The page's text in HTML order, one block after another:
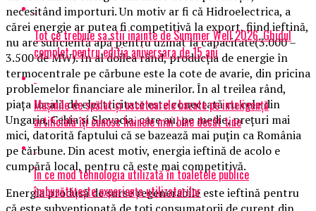
necesitând importuri. Un motiv ar fi că Hidroelectrica, a
cărei energie ar putea fi competitivă la export, fiind ieftină,
nu are suficientă apă pentru uzinat la capacitate(3.000 –
3.500 de MW). În al doilea rând, producţia de energie în
termocentrale pe cărbune este la cote de avarie, din pricina
problemelor financiare ale minerilor. În al treilea rând,
piaţa locală de electricitate este conectată cu cele din
Ungaria, Cehia şi Slovacia, care au, pe medie, preţuri mai
mici, datorită faptului că se bazează mai puţin ca România
pe cărbune. Din acest motiv, energia ieftină de acolo e
cumpără local, pentru că este mai competitivă.
Energia produsă de surse regenerabile este ieftină pentru
Tot ce trebuie sa stii inainte de Summer Well 2026. Ghidul
complet pentru editia aniversara de 15 ani
Mașinile de spălat și uscătoarele bazate pe inteligență
artificială îți cunosc hainele mai bine decât tine
În ce mod tehnologia utilizată în toaletele publice
îmbunătățește experiența utilizatorilor